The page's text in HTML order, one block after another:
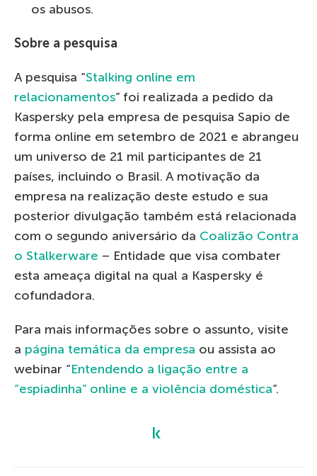
os abusos.
Sobre a pesquisa
A pesquisa “Stalking online em
relacionamentos” foi realizada a pedido da
Kaspersky pela empresa de pesquisa Sapio de
forma online em setembro de 2021 e abrangeu
um universo de 21 mil participantes de 21
países, incluindo o Brasil. A motivação da
empresa na realização deste estudo e sua
posterior divulgação também está relacionada
com o segundo aniversário da Coalizão Contra
o Stalkerware – Entidade que visa combater
esta ameaça digital na qual a Kaspersky é
cofundadora.
Para mais informações sobre o assunto, visite
a página temática da empresa ou assista ao
webinar “Entendendo a ligação entre a
“espiadinha” online e a violência doméstica“.